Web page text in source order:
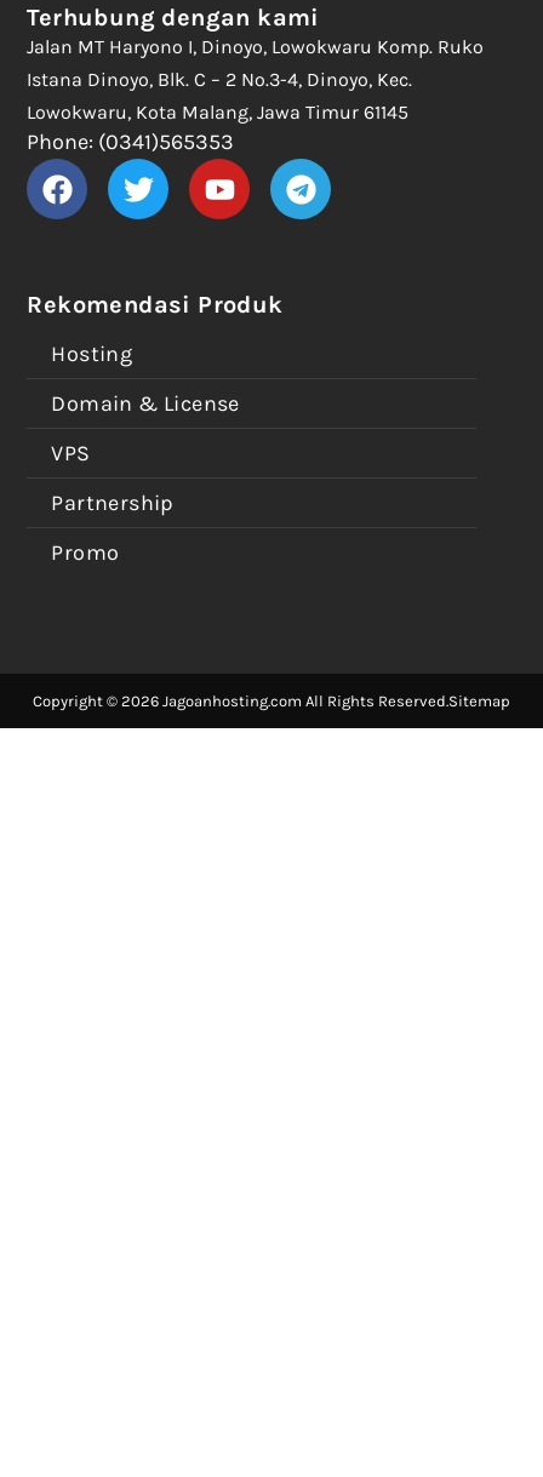
Rekomendasi Produk
Hosting
Domain & License
VPS
Partnership
Promo
Terhubung dengan kami
Jalan MT Haryono I, Dinoyo, Lowokwaru Komp. Ruko
Istana Dinoyo, Blk. C – 2 No.3-4, Dinoyo, Kec.
Lowokwaru, Kota Malang, Jawa Timur 61145
Phone: (0341)565353
Copyright © 2026 Jagoanhosting.com All Rights Reserved.Sitemap